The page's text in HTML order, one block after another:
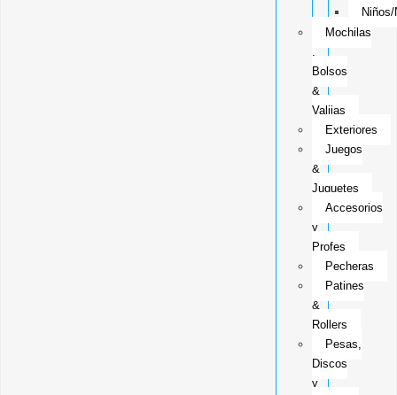
Mochilas
,
Bolsos
&
Valijas
Exteriores
Juegos
&
Juguetes
Accesorios
y
Profes
Pecheras
Patines
&
Rollers
Pesas,
Discos
y